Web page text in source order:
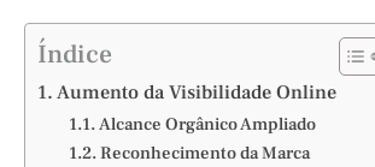
Índice
Aumento da Visibilidade Online
Alcance Orgânico Ampliado
Reconhecimento da Marca